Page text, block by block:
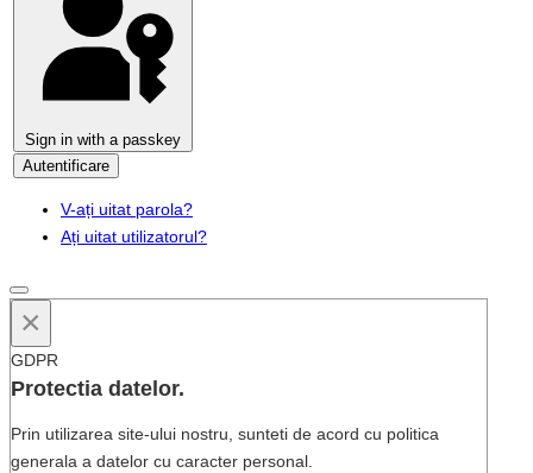
Sign in with a passkey
Autentificare
V-ați uitat parola?
Ați uitat utilizatorul?
×
GDPR
Protectia datelor.
Prin utilizarea site-ului nostru, sunteti de acord cu politica
generala a datelor cu caracter personal.